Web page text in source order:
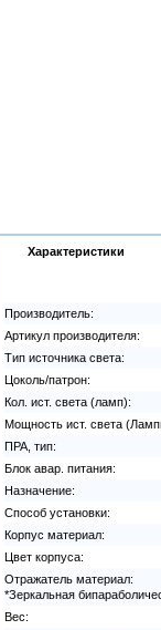
Характеристики
Производитель:
Артикул производителя:
Тип источника света:
Цоколь/патрон:
Кол. ист. света (ламп):
Мощность ист. света
ПРА, тип:
Блок авар. питания:
Назначение:
Способ установки:
Корпус материал:
Цвет корпуса:
Отражатель материал:
*Зеркальная
Вес: